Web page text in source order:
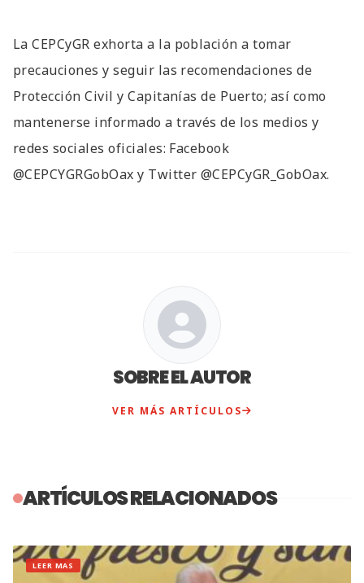
La CEPCyGR exhorta a la población a tomar
precauciones y seguir las recomendaciones de
Protección Civil y Capitanías de Puerto; así como
mantenerse informado a través de los medios y
redes sociales oficiales: Facebook
@CEPCYGRGobOax y Twitter @CEPCyGR_GobOax.
SOBRE EL AUTOR
VER MÁS ARTÍCULOS
ARTÍCULOS RELACIONADOS
LEER MAS